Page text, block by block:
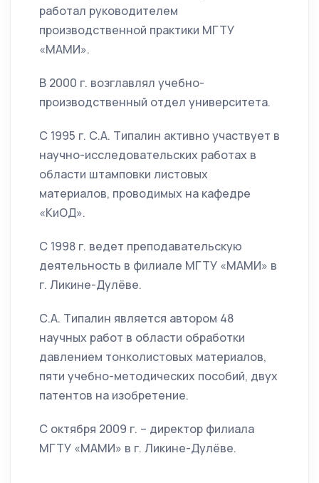
работал руководителем
производственной практики МГТУ
«МАМИ».
В 2000 г. возглавлял учебно-
производственный отдел университета.
С 1995 г. С.А. Типалин активно участвует в
научно-исследовательских работах в
области штамповки листовых
материалов, проводимых на кафедре
«КиОД».
С 1998 г. ведет преподавательскую
деятельность в филиале МГТУ «МАМИ» в
г. Ликине-Дулёве.
С.А. Типалин является автором 48
научных работ в области обработки
давлением тонколистовых материалов,
пяти учебно-методических пособий, двух
патентов на изобретение.
С октября 2009 г. – директор филиала
МГТУ «МАМИ» в г. Ликине-Дулёве.